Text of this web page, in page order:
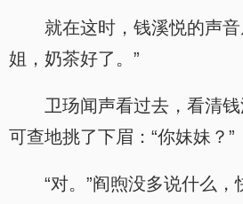
就在这时，钱溪悦的声
姐，奶茶好了。”
卫玚闻声看过去，看清
可查地挑了下眉：“你妹妹？”
“对。”阎煦没多说什么，